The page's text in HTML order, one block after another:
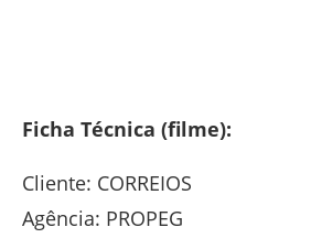
Ficha Técnica (filme):
Cliente: CORREIOS
Agência: PROPEG